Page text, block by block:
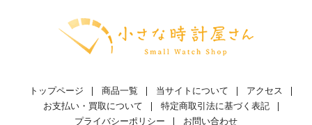
トップページ 商品一覧 当サイトについて
アクセス
お支払い・買取について
特定商取引法に基づく表記
プライバシーポリシー
お問い合わせ